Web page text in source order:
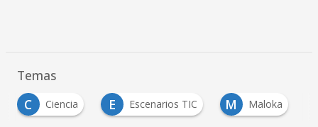
Temas
C
Ciencia E Escenarios TIC M Maloka